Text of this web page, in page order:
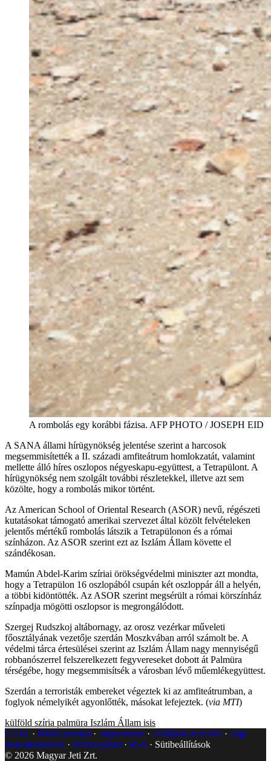
A rombolás egy korábbi fázisa. AFP PHOTO / JOSEPH EID
A SANA állami hírügynökség jelentése szerint a harcosok
megsemmisítették a II. századi amfiteátrum homlokzatát, valamint
mellette álló híres oszlopos négyeskapu-együttest, a Tetrapülont. A
hírügynökség nem szolgált további részletekkel, illetve azt sem
közölte, hogy a rombolás mikor történt.
Az American School of Oriental Research (ASOR) nevű, régészeti
kutatásokat támogató amerikai szervezet által közölt felvételeken
jelentős mértékű rombolás látszik a Tetrapülonon és a római
színházon. Az ASOR szerint ezt az Iszlám Állam követte el
szándékosan.
Mamún Abdel-Karim szíriai örökségvédelmi miniszter azt mondta,
hogy a Tetrapülon 16 oszlopából csupán két oszloppár áll a helyén,
a többi kidöntötték. Az ASOR szerint megsérült a római körszínház
színpadja mögötti oszlopsor is megrongálódott.
Szergej Rudszkoj altábornagy, az orosz vezérkar műveleti
főosztályának vezetője szerdán Moszkvában arról számolt be. A
védelmi tárca értesülései szerint az Iszlám Állam nagy mennyiségű
robbanószerrel felszerelkezett fegyvereseket dobott át Palmüra
térségébe, hogy megsemmisítsék a városban lévő műemlékegyüttest.
Szerdán a terroristák embereket végeztek ki az amfiteátrumban, a
foglyok némelyikét agyonlőtték, másokat lefejeztek. (via MTI)
külföld szíria palmüra Iszlám Állam isis
GYIK
Hibát jelentek Impresszum Javítások kezelése
Jogi
dokumentumok
Médiaajánlat RSS
Sütibeállítások
© 2026 Magyar Jeti Zrt.